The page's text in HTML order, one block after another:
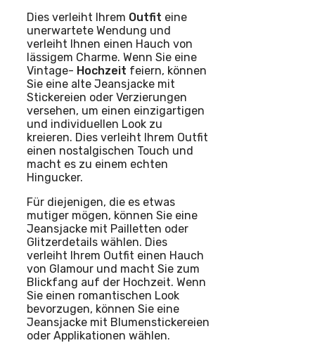
Dies verleiht Ihrem Outfit eine
unerwartete Wendung und
verleiht Ihnen einen Hauch von
lässigem Charme. Wenn Sie eine
Vintage- Hochzeit feiern, können
Sie eine alte Jeansjacke mit
Stickereien oder Verzierungen
versehen, um einen einzigartigen
und individuellen Look zu
kreieren. Dies verleiht Ihrem Outfit
einen nostalgischen Touch und
macht es zu einem echten
Hingucker.
Für diejenigen, die es etwas
mutiger mögen, können Sie eine
Jeansjacke mit Pailletten oder
Glitzerdetails wählen. Dies
verleiht Ihrem Outfit einen Hauch
von Glamour und macht Sie zum
Blickfang auf der Hochzeit. Wenn
Sie einen romantischen Look
bevorzugen, können Sie eine
Jeansjacke mit Blumenstickereien
oder Applikationen wählen.